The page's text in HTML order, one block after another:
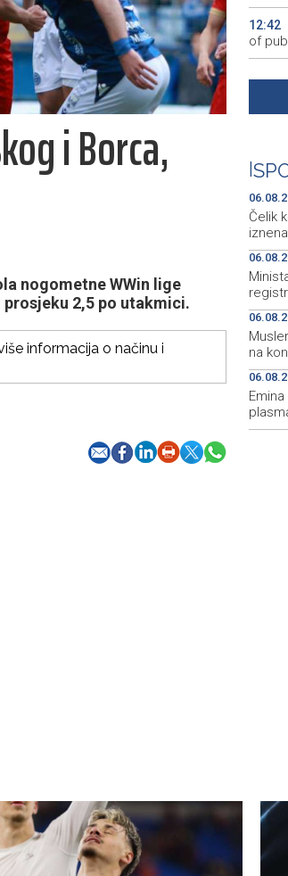
i Borca,
nogometne WWin lige
2,5 po utakmici.
informacija o načinu i
12:42
of
12:35
u
Čelik
na